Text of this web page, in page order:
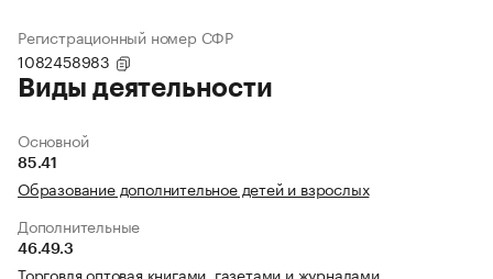
Регистрационный номер СФР
1082458983
Виды деятельности
Основной
85.41
Образование дополнительное детей и взрослых
Дополнительные
46.49.3
Торговля оптовая книгами, газетами и журналами,